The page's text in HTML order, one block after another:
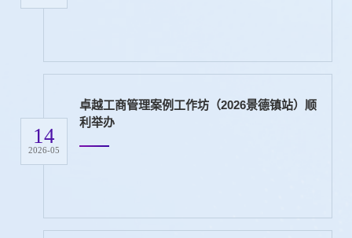
14
2026-05
卓越工商管理案例工作坊（2026景德镇站）顺
利举办